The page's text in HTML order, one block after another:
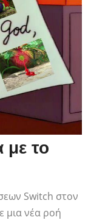
με το
Switch στον
μια νέα ροή